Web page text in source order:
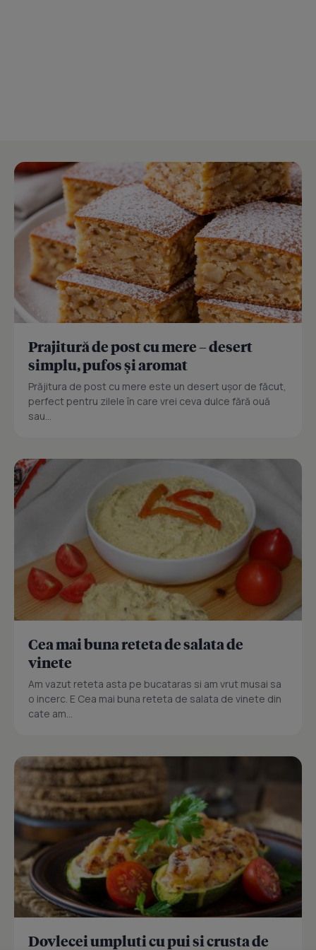
Prajitură de post cu mere – desert
simplu, pufos și aromat
Prăjitura de post cu mere este un desert ușor de făcut,
perfect pentru zilele în care vrei ceva dulce fără ouă
sau...
Cea mai buna reteta de salata de
vinete
Am vazut reteta asta pe bucataras si am vrut musai sa
o incerc. E Cea mai buna reteta de salata de vinete din
cate am...
Dovlecei umpluti cu pui si crusta de